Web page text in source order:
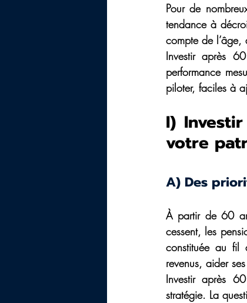
Pour de
tendance à
compte de l’âge,
Investir après
performance
piloter, faciles à
I)
votre
A) Des
À partir de 60
cessent, les
constituée au fil
revenus, aider
Investir après
stratégie. La